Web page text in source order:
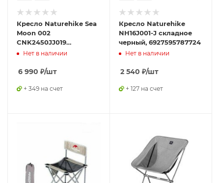
Кресло Naturehike Sea
Moon 002
CNK2450JJ019
складное чёрный,
Нет в наличии
6 990 ₽/шт
+ 349 на счет
Кресло Naturehike
NH16J001-J складное
черный, 6927595787724
Нет в наличии
2 540 ₽/шт
+ 127 на счет